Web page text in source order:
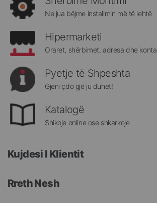
Megatek:
Ne jua bëjme instalimin më të lehtë
Hipermarketi
Oraret, shërbimet, adresa dhe
Pyetje të Shpeshta
Gjeni çdo gjë ju duhet!
Katalogë
Shikoje online ose shkarkoje
Kujdesi I Klientit
Rreth Nesh